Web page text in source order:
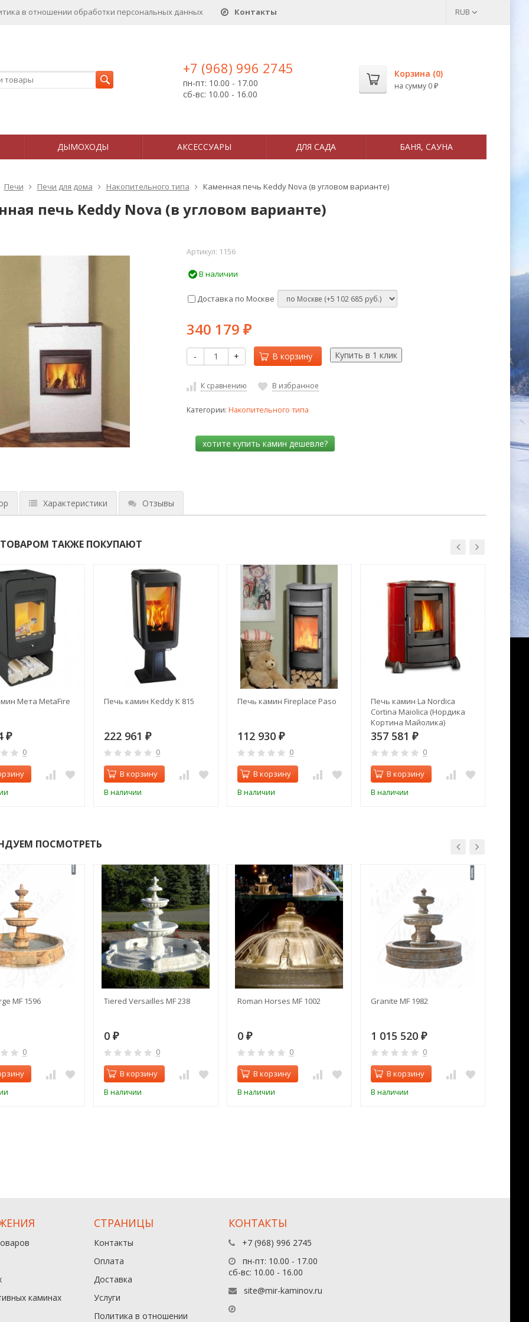
в отношении обработки персональных данныx Контакты RUB
+7 (968) 996 2745
пн-пт: 10.00 - 17.00
сб-вс: 10.00 - 16.00
Корзина (0)
на сумму 0 ₽
ДЫМОХОДЫ АКСЕССУАРЫ ДЛЯ САДА БАНЯ, САУНА
Печи Печи для дома Накопительного типа Каменная печь Keddy Nova (в угловом варианте)
печь Keddy Nova (в угловом варианте)
Артикул: 1156
В наличии
Доставка по Москве
340 179 ₽
- + В корзину
К сравнению В избранное
Категории: Накопительного типа
Характеристики Отзывы
ТАКЖЕ ПОКУПАЮТ
Мета MetaFire
₽
0
Печь камин Keddy K 815
222 961 ₽
0
В корзину
В наличии
Печь камин Fireplace Paso
112 930 ₽
0
В корзину
В наличии
Печь камин La Nordica
Cortina Maiolica (Нордика
Кортина Майолика)
357 581 ₽
0
В корзину
В наличии
ПОСМОТРЕТЬ
MF 1596
0
Tiered Versailles MF 238
0 ₽
0
В корзину
В наличии
Roman Horses MF 1002
0 ₽
0
В корзину
В наличии
Granite MF 1982
1 015 520 ₽
0
В корзину
В наличии
каминах
СТРАНИЦЫ
Контакты
Оплата
Доставка
Услуги
Политика в отношении
КОНТАКТЫ
+7 (968) 996 2745
пн-пт: 10.00 - 17.00
сб-вс: 10.00 - 16.00
site@mir-kaminov.ru